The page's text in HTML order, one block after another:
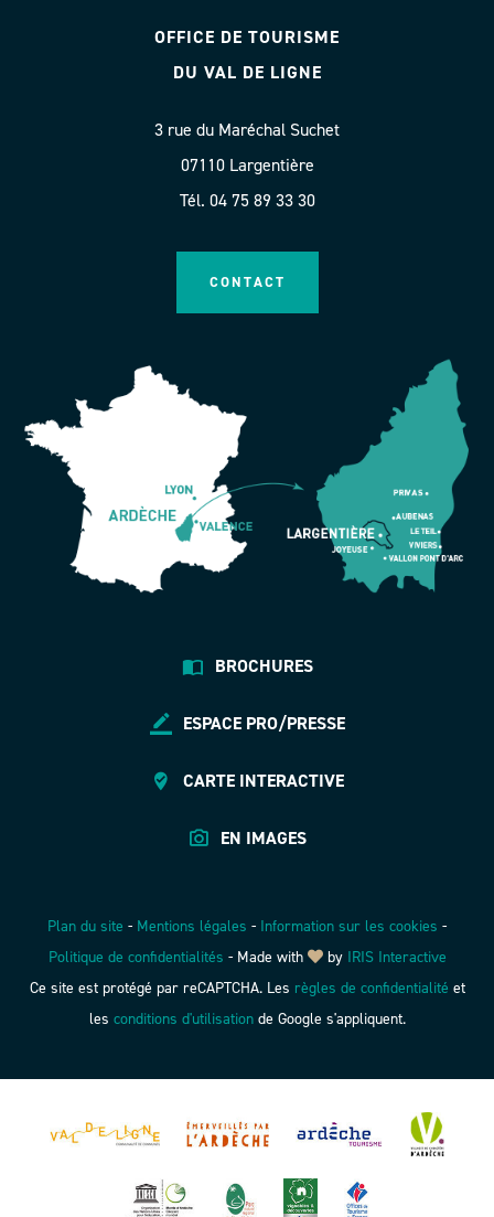
OFFICE DE TOURISME
DU VAL DE LIGNE
3 rue du Maréchal Suchet
07110 Largentière
Tél. 04 75 89 33 30
CONTACT
BROCHURES
ESPACE PRO/PRESSE
CARTE INTERACTIVE
EN IMAGES
Plan du site - Mentions légales - Information sur les cookies -
Politique de confidentialités -Made with by IRIS Interactive
Ce site est protégé par reCAPTCHA. Les règles de confidentialité et
les conditions d'utilisationde Google s'appliquent.